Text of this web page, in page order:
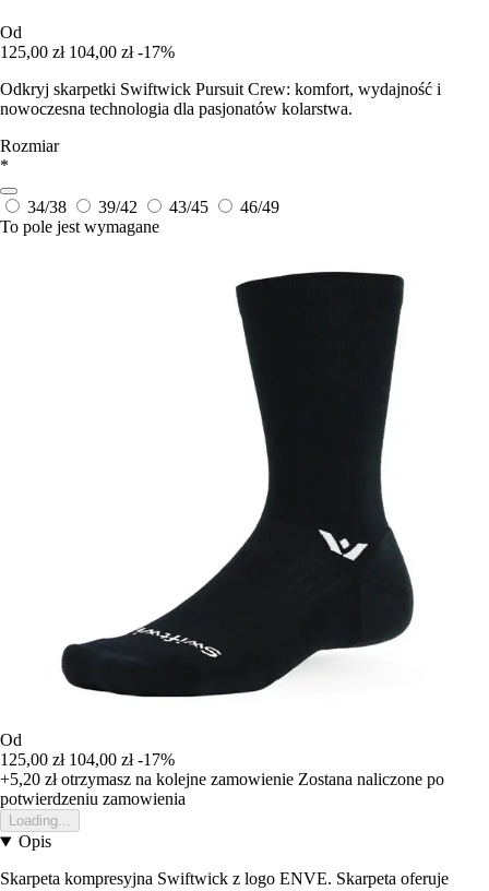
Od
125,00 zł 104,00 zł -17%
Odkryj skarpetki Swiftwick Pursuit Crew: komfort, wydajność i
nowoczesna technologia dla pasjonatów kolarstwa.
Rozmiar
*
34/38 39/42 43/45
46/49
To pole jest wymagane
Od
125,00 zł 104,00 zł -17%
+5,20 złotrzymasz na kolejne zamowienie Zostana naliczone po
potwierdzeniu zamowienia
Loading...
Opis
Skarpeta kompresyjna Swiftwick z logo ENVE. Skarpeta oferuje